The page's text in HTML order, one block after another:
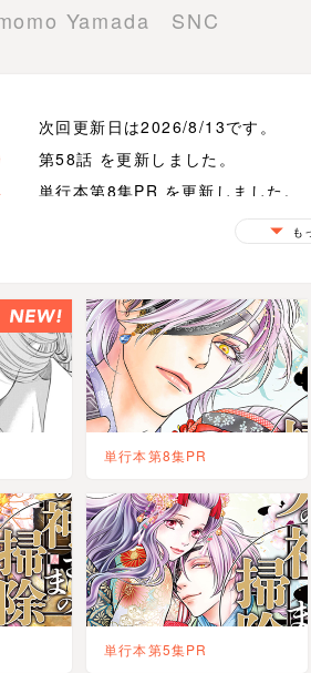
Yamada SNC
次回更新日は2026/8/13です。
第58話 を更新しました。
単行本第8集PR を更新しました。
単行本第7集PR を更新しました。
単行本第5集PR を更新しました。
単行本第4集PR を更新しました。
読者の皆様へ を更新しました。
第3集発売直前PR を更新しました。
単行本第3集PR を更新しました。
緊急告知！コミックス第1巻発売
第2話 を更新しました。
第1話 を更新しました。
も
単行本第8集PR
単行本第5集PR